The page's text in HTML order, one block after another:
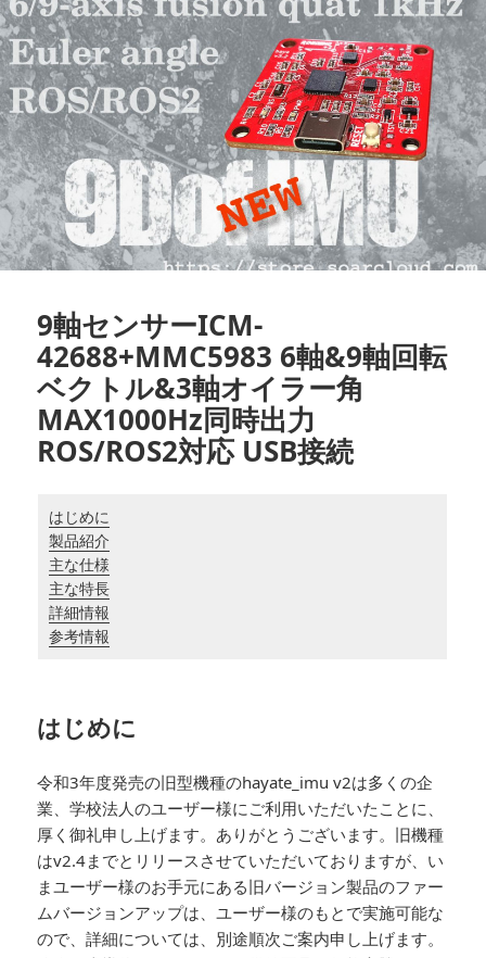
9軸センサーICM-
42688+MMC5983 6軸&9軸回転
ベクトル&3軸オイラー角
MAX1000Hz同時出力
ROS/ROS2対応 USB接続
はじめに
製品紹介
主な仕様
主な特長
詳細情報
参考情報
はじめに
令和3年度発売の旧型機種のhayate_imu v2は多くの企
業、学校法人のユーザー様にご利用いただいたことに、
厚く御礼申し上げます。ありがとうございます。旧機種
はv2.4までとリリースさせていただいておりますが、い
まユーザー様のお手元にある旧バージョン製品のファー
ムバージョンアップは、ユーザー様のもとで実施可能な
ので、詳細については、別途順次ご案内申し上げます。